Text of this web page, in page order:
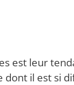
est leur
dont il est si